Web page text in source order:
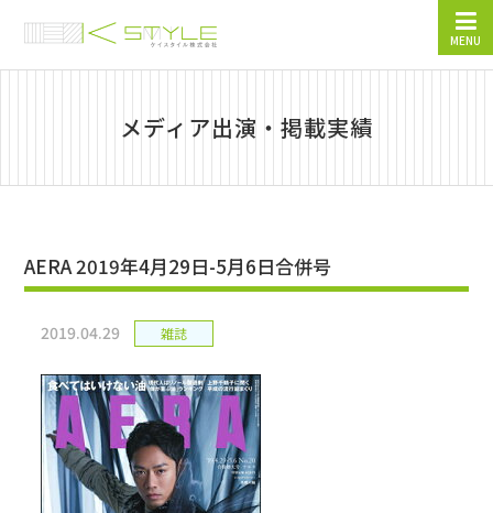
MENU
メディア出演・掲載実績
AERA 2019年4月29日-5月6日合併号
2019.04.29 雑誌